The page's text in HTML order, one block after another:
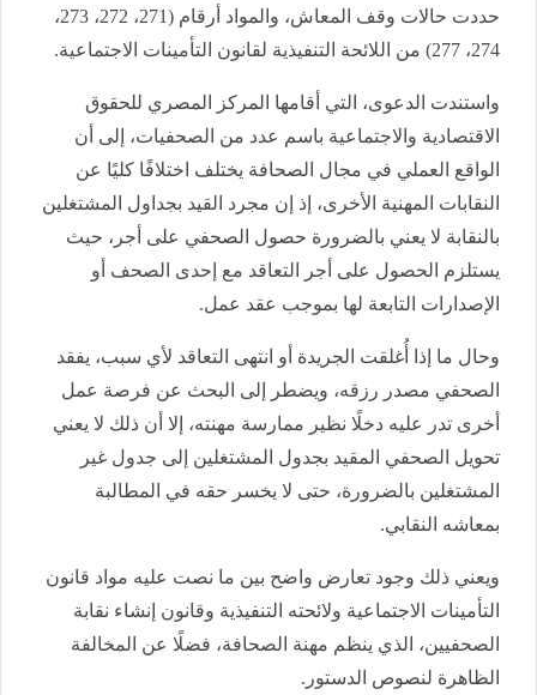
حددت حالات وقف المعاش، والمواد أرقام (271، 272، 273،
274، 277) من اللائحة التنفيذية لقانون التأمينات الاجتماعية.
واستندت الدعوى، التي أقامها المركز المصري للحقوق
الاقتصادية والاجتماعية باسم عدد من الصحفيات، إلى أن
الواقع العملي في مجال الصحافة يختلف اختلافًا كليًا عن
النقابات المهنية الأخرى، إذ إن مجرد القيد بجداول المشتغلين
بالنقابة لا يعني بالضرورة حصول الصحفي على أجر، حيث
يستلزم الحصول على أجر التعاقد مع إحدى الصحف أو
الإصدارات التابعة لها بموجب عقد عمل.
وحال ما إذا أُغلقت الجريدة أو انتهى التعاقد لأي سبب، يفقد
الصحفي مصدر رزقه، ويضطر إلى البحث عن فرصة عمل
أخرى تدر عليه دخلًا نظير ممارسة مهنته، إلا أن ذلك لا يعني
تحويل الصحفي المقيد بجدول المشتغلين إلى جدول غير
المشتغلين بالضرورة، حتى لا يخسر حقه في المطالبة
بمعاشه النقابي.
ويعني ذلك وجود تعارض واضح بين ما نصت عليه مواد قانون
التأمينات الاجتماعية ولائحته التنفيذية وقانون إنشاء نقابة
الصحفيين، الذي ينظم مهنة الصحافة، فضلًا عن المخالفة
الظاهرة لنصوص الدستور.